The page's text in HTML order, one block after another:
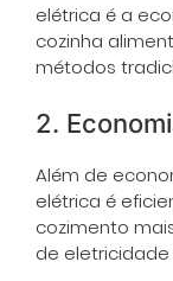
elétrica é a
cozinha
métodos
2.
Além de
elétrica é
cozimento
de eletricidade